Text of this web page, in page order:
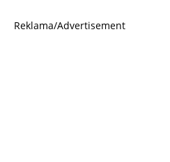
Reklama/Advertisement